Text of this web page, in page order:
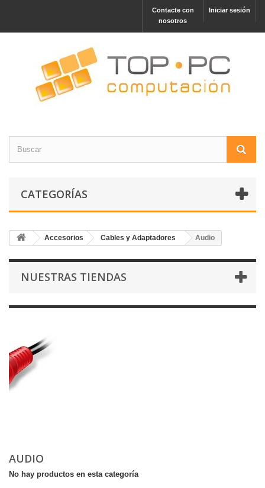
Iniciar sesión
Contacte con
nosotros
CATEGORÍAS
Accesorios Cables y Adaptadores Audio
NUESTRAS TIENDAS
AUDIO
No hay productos en esta categoría